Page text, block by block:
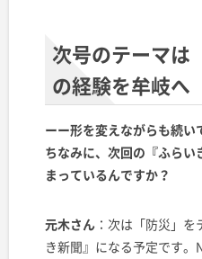
次号のテーマは
の経験を牟岐へ
ーー形を変えながらも続い
ちなみに、次回の『ふら
まっているんですか？
元木さん ：次は「防災」
き新聞』になる予定です